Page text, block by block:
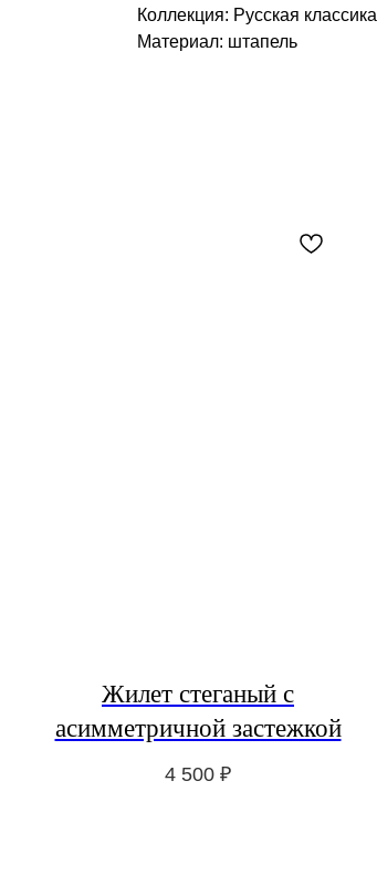
Коллекция: Русская классика
Материал: штапель
Жилет стеганый с
асимметричной застежкой
4 500 ₽